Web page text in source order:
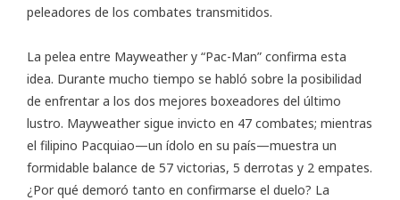
peleadores de los combates transmitidos.
La pelea entre Mayweather y “Pac-Man” confirma esta
idea. Durante mucho tiempo se habló sobre la posibilidad
de enfrentar a los dos mejores boxeadores del último
lustro. Mayweather sigue invicto en 47 combates; mientras
el filipino Pacquiao—un ídolo en su país—muestra un
formidable balance de 57 victorias, 5 derrotas y 2 empates.
¿Por qué demoró tanto en confirmarse el duelo? La